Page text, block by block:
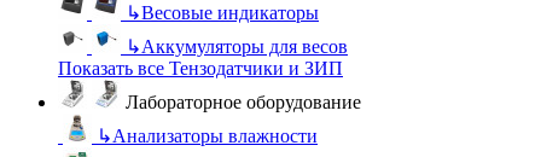
↳Весовые индикаторы
↳Аккумуляторы для весов
Показать все Тензодатчики и ЗИП
Лабораторное оборудование
↳Анализаторы влажности